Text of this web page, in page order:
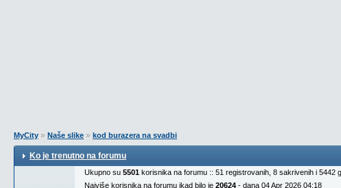
MyCity » Naše slike » kod burazera na svadbi
Ko je trenutno na forumu
Ukupno su 5501 korisnika na forumu :: 51 registrovanih, 8 sakrivenih i
Najviše korisnika na forumu ikad bilo je 20624 - dana 04 Apr 2026 04:18